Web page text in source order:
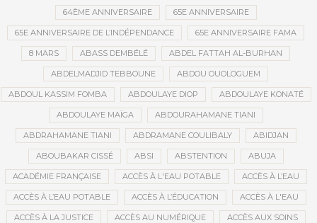
64ÈME ANNIVERSAIRE 65E ANNIVERSAIRE
65E ANNIVERSAIRE DE L’INDÉPENDANCE 65E ANNIVERSAIRE FAMA
8 MARS ABASS DEMBÉLÉ ABDEL FATTAH AL-BURHAN
ABDELMADJID TEBBOUNE ABDOU OUOLOGUEM
ABDOUL KASSIM FOMBA ABDOULAYE DIOP ABDOULAYE KONATÉ
ABDOULAYE MAÏGA ABDOURAHAMANE TIANI
ABDRAHAMANE TIANI ABDRAMANE COULIBALY ABIDJAN
ABOUBAKAR CISSÉ ABSI ABSTENTION ABUJA
ACADÉMIE FRANÇAISE ACCÈS À L'EAU POTABLE ACCÈS À L’EAU
ACCÈS À L’EAU POTABLE ACCÈS À L’ÉDUCATION ACCÈS À L'EAU
ACCÈS À LA JUSTICE ACCÈS AU NUMÉRIQUE ACCÈS AUX SOINS